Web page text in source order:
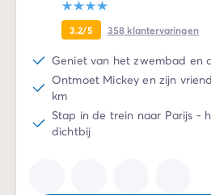
3.2/5 358 klantervaringen
Geniet van het zwembad en
Ontmoet Mickey en zijn
km
Stap in de trein naar Parijs -
dichtbij